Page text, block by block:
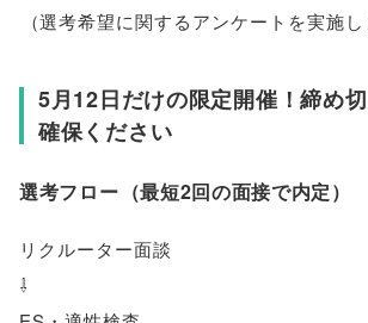
（選考希望に関するアンケートを実施し
5月12日だけの限定開催！締め
確保ください
選考フロー （最短2回の面接で内定）
リクルーター面談
⇩